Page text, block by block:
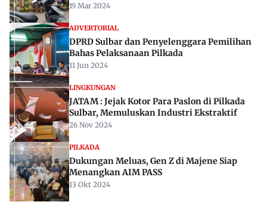
19 Mar 2024
ADVERTORIAL
DPRD Sulbar dan Penyelenggara Pemilihan
Bahas Pelaksanaan Pilkada
11 Jun 2024
LINGKUNGAN
JATAM : Jejak Kotor Para Paslon di Pilkada
Sulbar, Memuluskan Industri Ekstraktif
26 Nov 2024
PILKADA
Dukungan Meluas, Gen Z di Majene Siap
Menangkan AIM PASS
13 Okt 2024